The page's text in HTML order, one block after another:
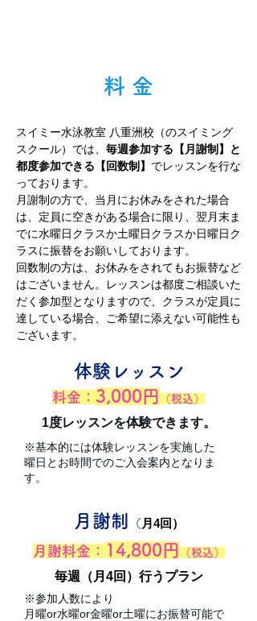
料 金
スイミー水泳教室 八重洲校（のスイミング
スクール）では、 毎週参加する【月謝制】と
都度参加できる【回数制】 でレッスンを行な
っております。
月謝制の方で、当月にお休みをされた場合
は、 定員に空きがある場合に限り、 翌月末ま
でに水曜日クラスか土曜日クラスか日曜日ク
ラスに振替をお願いしております。
回数制の方は、お休みをされてもお振替など
はございません。
レッスンは都度ご相談いた
だく参加型となりますので、クラスが定員に
達している場合、ご希望に添えない可能性も
ございます。
体験レッスン
料金： 3,000円 （税込）
​1度レッスンを体験できます。
※基本的には体験レッスンを実施した
曜日とお時間でのご入会案内となりま
す。
月謝制 （ 月4回）
月謝料金： 14,800円 （税込）
毎週（月4回）行うプラン
※参加人数により
月曜or水曜or金曜or土曜にお振替可能で